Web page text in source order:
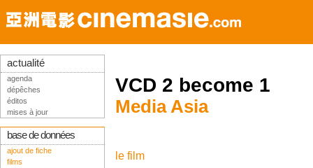
VCD 2 become 1
Media Asia
le film
actualité
agenda
dépêches
éditos
mises à jour
base de données
ajout de fiche
films